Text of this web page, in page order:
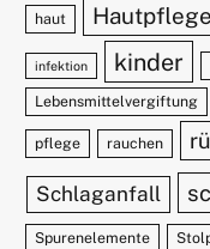
haut Hautpflege
infektion kinder
Lebensmittelvergiftung
pflege rauchen
Schlaganfall
Spurenelemente